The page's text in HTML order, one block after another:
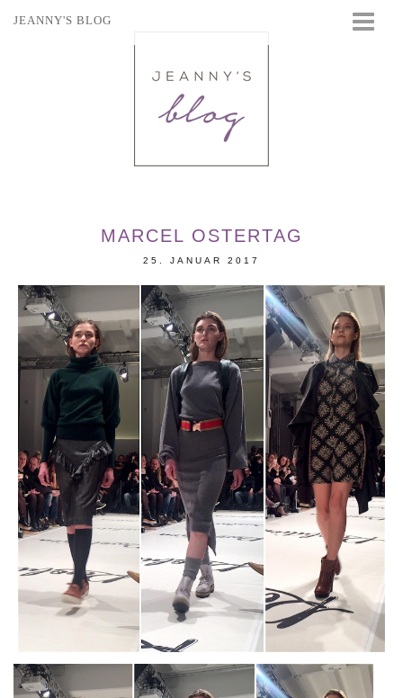
JEANNY'S BLOG
MARCEL OSTERTAG
25. JANUAR 2017